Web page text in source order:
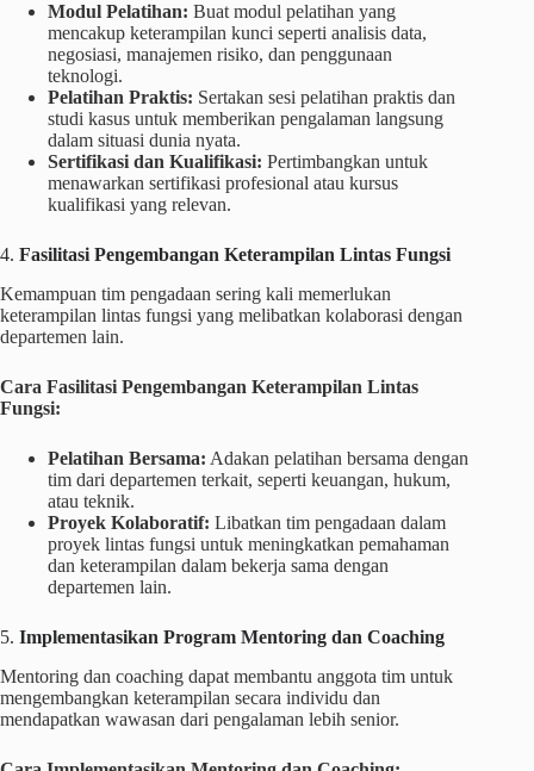
Modul Pelatihan: Buat modul pelatihan yang
mencakup keterampilan kunci seperti analisis data,
negosiasi, manajemen risiko, dan penggunaan
teknologi.
Pelatihan Praktis: Sertakan sesi pelatihan praktis dan
studi kasus untuk memberikan pengalaman langsung
dalam situasi dunia nyata.
Sertifikasi dan Kualifikasi: Pertimbangkan untuk
menawarkan sertifikasi profesional atau kursus
kualifikasi yang relevan.
4. Fasilitasi Pengembangan Keterampilan Lintas Fungsi
Kemampuan tim pengadaan sering kali memerlukan
keterampilan lintas fungsi yang melibatkan kolaborasi dengan
departemen lain.
Cara Fasilitasi Pengembangan Keterampilan Lintas
Fungsi:
Pelatihan Bersama: Adakan pelatihan bersama dengan
tim dari departemen terkait, seperti keuangan, hukum,
atau teknik.
Proyek Kolaboratif: Libatkan tim pengadaan dalam
proyek lintas fungsi untuk meningkatkan pemahaman
dan keterampilan dalam bekerja sama dengan
departemen lain.
5. Implementasikan Program Mentoring dan Coaching
Mentoring dan coaching dapat membantu anggota tim untuk
mengembangkan keterampilan secara individu dan
mendapatkan wawasan dari pengalaman lebih senior.